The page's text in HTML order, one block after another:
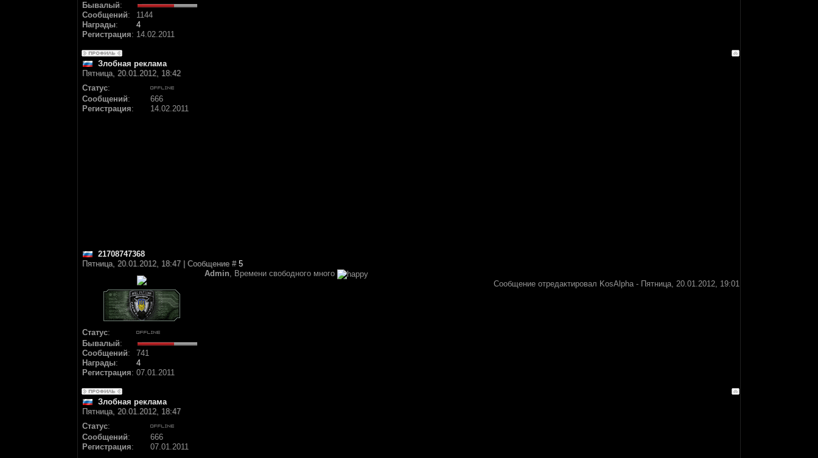
Бывалый:
Сообщений:
1144
Награды:
4
Регистрация: 14.02.2011
Злобная реклама
Пятница, 20.01.2012, 18:42
Статус:
Сообщений:
666
Регистрация: 14.02.2011
21708747368
Пятница, 20.01.2012, 18:47 | Сообщение # 5
Статус:
Бывалый:
Сообщений:
741
Награды:
4
Регистрация: 07.01.2011
Admin, Времени свободного много
Сообщение отредактировал KosAlpha - Пятница, 20.01.2012, 19:01
Злобная реклама
Пятница, 20.01.2012, 18:47
Статус:
Сообщений:
666
Регистрация: 07.01.2011